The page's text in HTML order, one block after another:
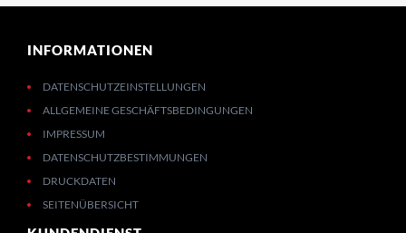
INFORMATIONEN
DATENSCHUTZEINSTELLUNGEN
ALLGEMEINE GESCHÄFTSBEDINGUNGEN
IMPRESSUM
DATENSCHUTZBESTIMMUNGEN
DRUCKDATEN
SEITENÜBERSICHT